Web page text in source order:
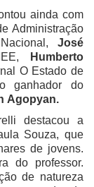
ainda com
Administração
José
Humberto
O Estado de
ganhador do
Agopyan.
destacou a
Souza, que
de jovens.
do professor.
de natureza